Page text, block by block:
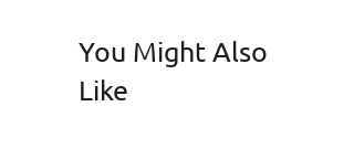
You Might Also
Like